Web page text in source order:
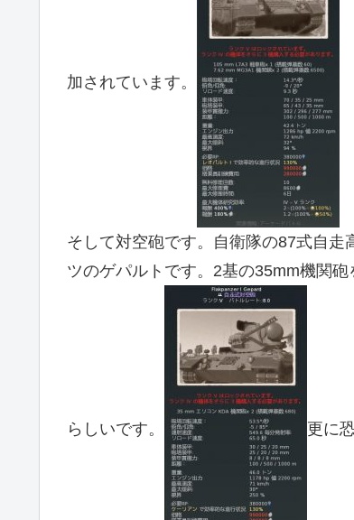
加されています。
そして対空砲です。自衛隊の87式自
ツのゲパルトです。2基の35mm機関
らしいです。 更に